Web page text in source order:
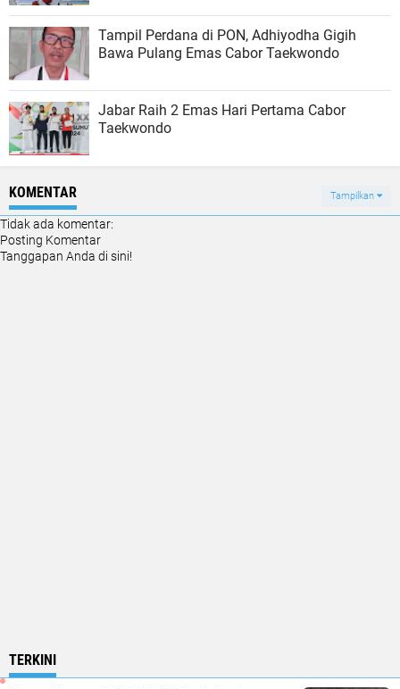
Tampil Perdana di PON, Adhiyodha Gigih
Bawa Pulang Emas Cabor Taekwondo
Jabar Raih 2 Emas Hari Pertama Cabor
Taekwondo
KOMENTAR Tampilkan
Tidak ada komentar:
Posting Komentar
Tanggapan Anda di sini!
TERKINI